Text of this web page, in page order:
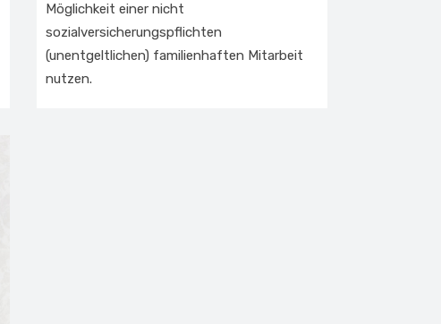
Möglichkeit einer nicht
sozialversicherungspflichten
(unentgeltlichen) familienhaften Mitarbeit
nutzen.